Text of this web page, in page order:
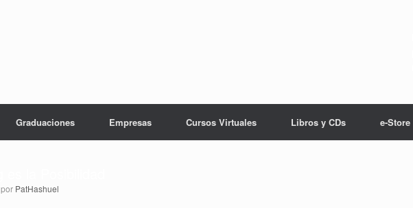
Graduaciones Empresas Cursos Virtuales Libros y CDs e-Store
por PatHashuel